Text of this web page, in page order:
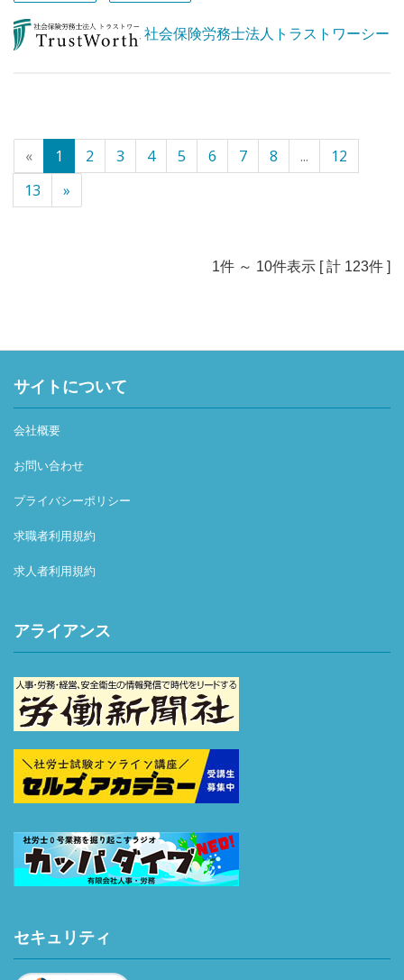
＜求人概要＞
■お客様への温かい貢献意識、自らの成長への意欲の高い
方に応募していただければうれしいです。（ご自身に負担
が掛からない程度で）
■短時間勤務等のご要望について、相談に応じさせていた
社会保険労務士法人トラストワーシー
« 1 2 3 4 5 6 7 8 ...
12
13
»
1件 ～ 10件表示 [ 計 123件 ]
サイトについて
会社概要
お問い合わせ
プライバシーポリシー
求職者利用規約
求人者利用規約
アライアンス
セキュリティ